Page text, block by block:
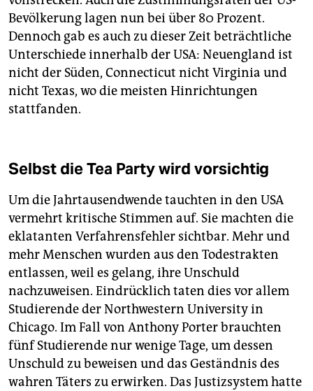
Bevölkerung lagen nun bei über 80 Prozent.
Dennoch gab es auch zu dieser Zeit beträchtliche
Unterschiede innerhalb der USA: Neuengland ist
nicht der Süden, Connecticut nicht Virginia und
nicht Texas, wo die meisten Hinrichtungen
stattfanden.
Selbst die Tea Party wird vorsichtig
Um die Jahrtausendwende tauchten in den USA
vermehrt kritische Stimmen auf. Sie machten die
eklatanten Verfahrensfehler sichtbar. Mehr und
mehr Menschen wurden aus den Todestrakten
entlassen, weil es gelang, ihre Unschuld
nachzuweisen. Eindrücklich taten dies vor allem
Studierende der Northwestern University in
Chicago. Im Fall von Anthony Porter brauchten
fünf Studierende nur wenige Tage, um dessen
Unschuld zu beweisen und das Geständnis des
wahren Täters zu erwirken. Das Justizsystem hatte